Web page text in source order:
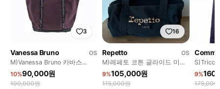
3
Vanessa Bruno
OS
M)Vanessa Bruno 카바스
(Cabas) 토트백 퍼플
10%90,000원
100,000원
16
Repetto
OS
M)레페토 코튼 글라이드 미듐
댄스백
9%105,000원
115,000원
S)Tricot
네이비
9%
175,000